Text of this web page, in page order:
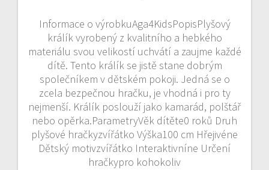
Informace o výrobkuAga4KidsPopisPlyšový
králík vyrobený z kvalitního a hebkého
materiálu svou velikostí uchvátí a zaujme každé
dítě. Tento králík se jistě stane dobrým
společníkem v dětském pokoji. Jedná se o
zcela bezpečnou hračku, je vhodná i pro ty
nejmenší. Králík poslouží jako kamarád, polštář
nebo opěrka.ParametryVěk dítěte0 roků Druh
plyšové hračkyzvířátko Výška100 cm Hřejivéne
Dětský motivzvířátko Interaktivníne Určení
hračkypro kohokoliv